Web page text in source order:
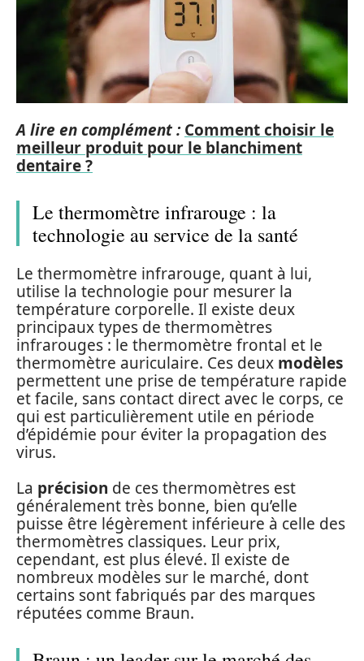
A lire en complément : Comment choisir le
meilleur produit pour le blanchiment
dentaire ?
Le thermomètre infrarouge : la
technologie au service de la santé
Le thermomètre infrarouge, quant à lui,
utilise la technologie pour mesurer la
température corporelle. Il existe deux
principaux types de thermomètres
infrarouges : le thermomètre frontal et le
thermomètre auriculaire. Ces deux modèles
permettent une prise de température rapide
et facile, sans contact direct avec le corps, ce
qui est particulièrement utile en période
d’épidémie pour éviter la propagation des
virus.
La précision de ces thermomètres est
généralement très bonne, bien qu’elle
puisse être légèrement inférieure à celle des
thermomètres classiques. Leur prix,
cependant, est plus élevé. Il existe de
nombreux modèles sur le marché, dont
certains sont fabriqués par des marques
réputées comme Braun.